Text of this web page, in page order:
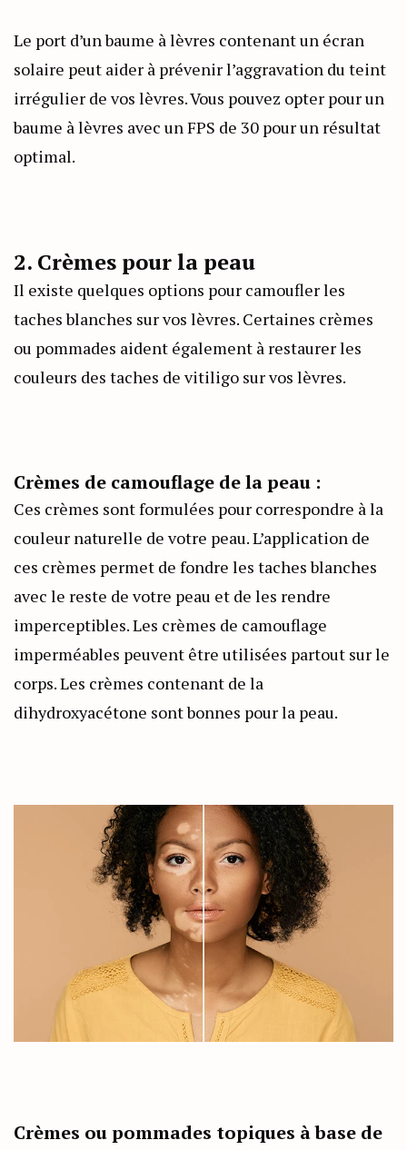
Le port d’un baume à lèvres contenant un écran
solaire peut aider à prévenir l’aggravation du teint
irrégulier de vos lèvres. Vous pouvez opter pour un
baume à lèvres avec un FPS de 30 pour un résultat
optimal.
2. Crèmes pour la peau
Il existe quelques options pour camoufler les
taches blanches sur vos lèvres. Certaines crèmes
ou pommades aident également à restaurer les
couleurs des taches de vitiligo sur vos lèvres.
Crèmes de camouflage de la peau :
Ces crèmes sont formulées pour correspondre à la
couleur naturelle de votre peau. L’application de
ces crèmes permet de fondre les taches blanches
avec le reste de votre peau et de les rendre
imperceptibles. Les crèmes de camouflage
imperméables peuvent être utilisées partout sur le
corps. Les crèmes contenant de la
dihydroxyacétone sont bonnes pour la peau.
Crèmes ou pommades topiques à base de